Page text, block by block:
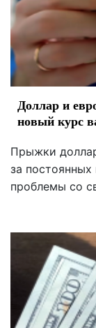
Доллар и
новый курс
Прыжки
за постоянных
проблемы со